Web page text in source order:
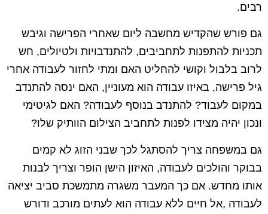
רבים.
גם פורש שהקדיש מחשבה ליום שאחרי הפרישה וגיבש
תכניות להתפנות לתחביבים, להתנדבויות ולטיולים, חש
לרוב בלבול וקושי להחליט האם ומתי לחזור לעבודה אחרי
גיל פרישה, באיזו עבודה הוא מעוניין, האם ינסה להתנדב
במקום לעבוד? להתנדב בנוסף לעבודה? האם לגיטימי
ונכון יהיה מצידו לפנות לתחביב הצילום הוותיק שלו?
גם במשפחה צריך להסתגל לכך שבני הזוג לא קמים
בבוקר והולכים לעבודה, האיזון הישן הופר וצריך לבנות
אותו מחדש. אם כך המעבר משגרה מתמשכת סביב יציאה
לעבודה ,אל חיים ללא עבודה הוא לעתים מורכב ודורש